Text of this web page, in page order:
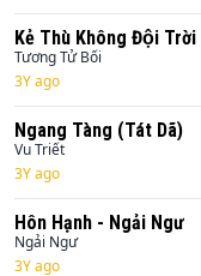
Kẻ Thù Không Đội Trời
Cũng Phá Sản
Tương Tử Bối
3Y ago
Ngang Tàng (Tát Dã)
Vu Triết
3Y ago
Hôn Hạnh - Ngải Ngư
Ngải Ngư
3Y ago